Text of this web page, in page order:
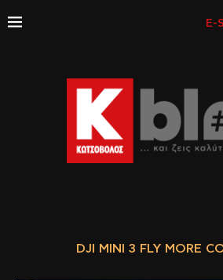
E-
DJI MINI 3 FLY MORE